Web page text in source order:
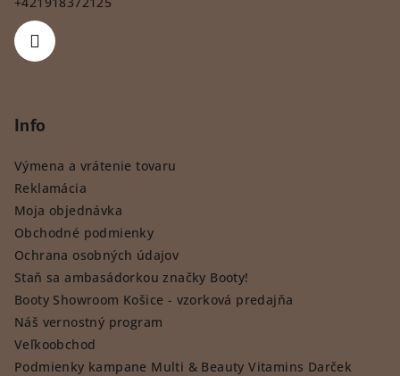
Info
Výmena a vrátenie tovaru
Reklamácia
Moja objednávka
Obchodné podmienky
Ochrana osobných údajov
Staň sa ambasádorkou značky Booty!
Booty Showroom Košice - vzorková predajňa
Náš vernostný program
Veľkoobchod
Podmienky kampane Multi & Beauty Vitamins Darček